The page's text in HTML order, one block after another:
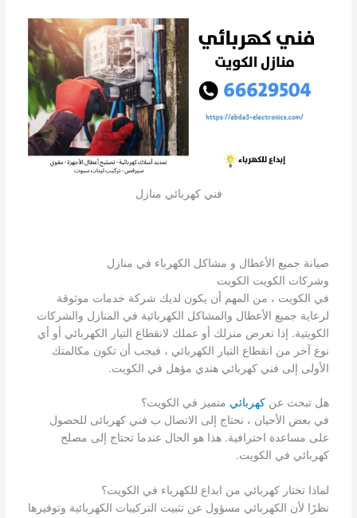
فني كهربائي منازل
صيانة جميع الأعطال و مشاكل الكهرباء في منازل
وشركات الكويت الكويت
في الكويت ، من المهم أن يكون لديك شركة خدمات موثوقة
لرعاية جميع الأعطال والمشاكل الكهربائية في المنازل والشركات
الكويتية. إذا تعرض منزلك أو عملك لانقطاع التيار الكهربائي أو أي
نوع آخر من انقطاع التيار الكهربائي ، فيجب أن تكون مكالمتك
الأولى إلى فني كهربائي هندي مؤهل في الكويت.
هل تبحث عن كهربائي متميز في الكويت؟
في بعض الأحيان ، نحتاج إلى الاتصال ب فني كهربائى للحصول
على مساعدة احترافية. هذا هو الحال عندما تحتاج إلى مصلح
كهربائي في الكويت.
لماذا تختار كهربائي من ابداع للكهرباء في الكويت؟
نظرًا لأن الكهربائي مسؤول عن تثبيت التركيبات الكهربائية وتوفيرها